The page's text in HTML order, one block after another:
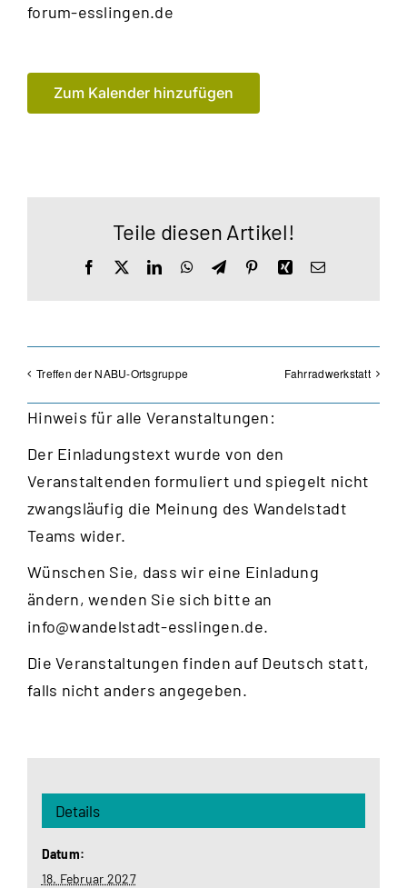
forum-esslingen.de
Zum Kalender hinzufügen
Teile diesen Artikel!
Facebook LinkedInWhatsApp
TelegramPinterestXingE-
Treffen der NABU-Ortsgruppe Fahrradwerkstatt
Hinweis für alle Veranstaltungen:
Der Einladungstext wurde von den
Veranstaltenden formuliert und spiegelt nicht
zwangsläufig die Meinung des Wandelstadt
Teams wider.
Wünschen Sie, dass wir eine Einladung
ändern, wenden Sie sich bitte an
info@wandelstadt-esslingen.de.
Die Veranstaltungen finden auf Deutsch statt,
falls nicht anders angegeben.
Details
Datum:
18. Februar 2027